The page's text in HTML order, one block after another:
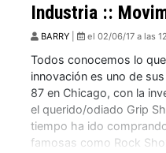
Industria ::
BARRY el 02/06/17 a las
Todos conocemos lo
innovación es uno de
87 en Chicago, con la
el querido/odiado Grip
tiempo ha ido
famosas como Rock